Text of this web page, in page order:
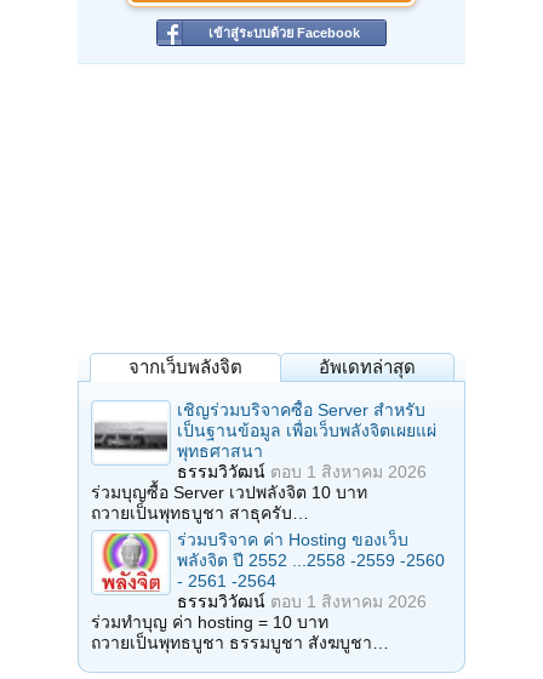
เข้าสู่ระบบด้วย Facebook
จากเว็บพลังจิต อัพเดทล่าสุด
เชิญร่วมบริจาคซื้อ Server สำหรับ
เป็นฐานข้อมูล เพื่อเว็บพลังจิตเผยแผ่
พุทธศาสนา
ธรรมวิวัฒน์ ตอบ 1 สิงหาคม 2026
ร่วมบุญซื้อ Server เวปพลังจิต 10 บาท
ถวายเป็นพุทธบูชา สาธุครับ…
ร่วมบริจาค ค่า Hosting ของเว็บ
พลังจิต ปี 2552 ...2558 -2559 -2560
- 2561 -2564
ธรรมวิวัฒน์ ตอบ 1 สิงหาคม 2026
ร่วมทำบุญ ค่า hosting = 10 บาท
ถวายเป็นพุทธบูชา ธรรมบูชา สังฆบูชา…